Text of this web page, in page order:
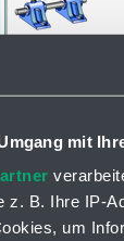
mit
z. B. Ihre IP-
um